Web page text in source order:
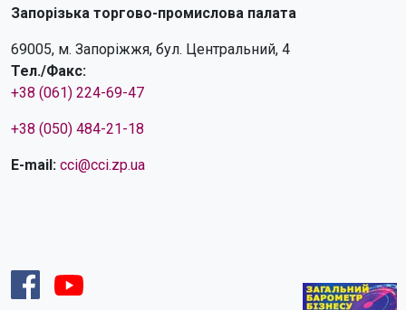
Запорізька торгово-промислова палата
69005, м. Запоріжжя, бул. Центральний, 4
Тел./Факс:
+38 (061) 224-69-47
+38 (050) 484-21-18
E-mail: cci@cci.zp.ua